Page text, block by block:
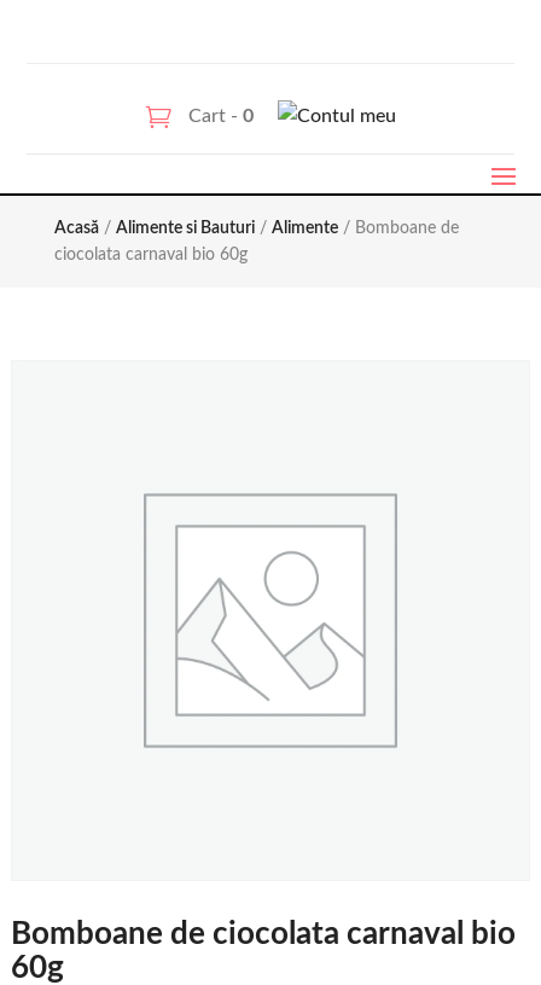
Cart - 0
Acasă/ Alimente si Bauturi/ Alimente/ Bomboane de
ciocolata carnaval bio 60g
Bomboane de ciocolata carnaval bio
60g